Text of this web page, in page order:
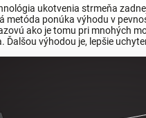
ukotvenia strmeňa
metóda ponúka výhodu v
ako je tomu pri mnohých
výhodou je, lepšie